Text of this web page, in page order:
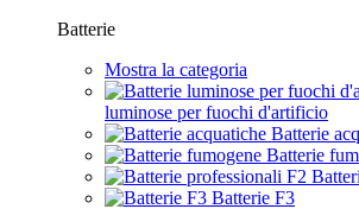
Batterie
Mostra la categoria
luminose per fuochi d'artificio
Batterie
Batterie
Batterie F3